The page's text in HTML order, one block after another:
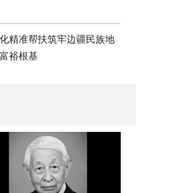
精准帮扶筑牢边疆民族地
裕根基